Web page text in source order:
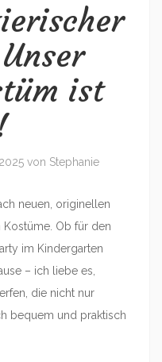
ist
von Stephanie
neuen, originellen
Kostüme. Ob für den
im Kindergarten
– ich liebe es,
die nicht nur
bequem und praktisch